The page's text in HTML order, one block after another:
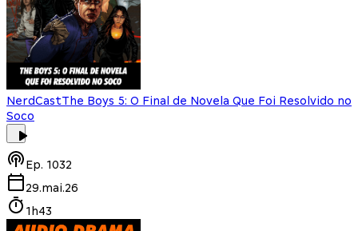
NerdCastThe Boys 5: O Final de Novela Que Foi Resolvido no
Soco
Ep. 1032
29.mai.26
1h43